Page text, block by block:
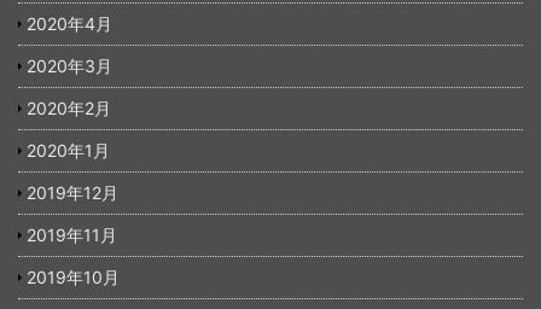
2020年4月
2020年3月
2020年2月
2020年1月
2019年12月
2019年11月
2019年10月